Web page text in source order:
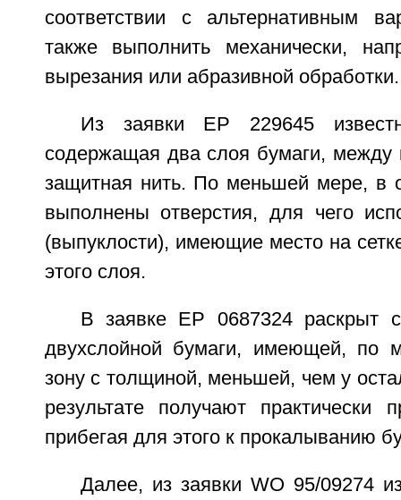
соответствии с альтернативным
также выполнить механически,
вырезания или абразивной обработки.
Из заявки ЕР 229645
содержащая два слоя бумаги,
защитная нить. По меньшей мере, в
выполнены отверстия, для чего
(выпуклости), имеющие место на
этого слоя.
В заявке ЕР 0687324 раскрыт
двухслойной бумаги, имеющей, по
зону с толщиной, меньшей, чем у
результате получают практически
прибегая для этого к прокалыванию
Далее, из заявки WO 95/09274